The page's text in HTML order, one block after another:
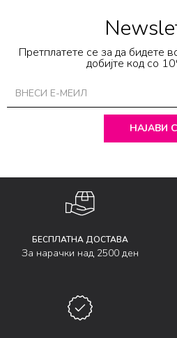
Претплатете се за да бидете
добијте код со
НАЈАВИ
БЕСПЛАТНА ДОСТАВА
За нарачки над 2500 ден